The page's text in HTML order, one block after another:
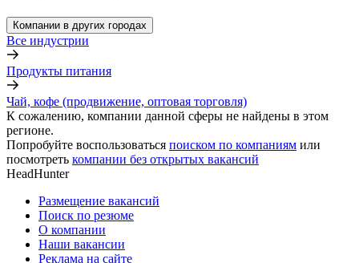
Компании в других городах
Все индустрии
Продукты питания
Чай, кофе (продвижение, оптовая торговля)
К сожалению, компании данной сферы не найдены в этом
регионе.
Попробуйте воспользоваться поиском по компаниям или
посмотреть компании без открытых вакансий
HeadHunter
Размещение вакансий
Поиск по резюме
О компании
Наши вакансии
Реклама на сайте